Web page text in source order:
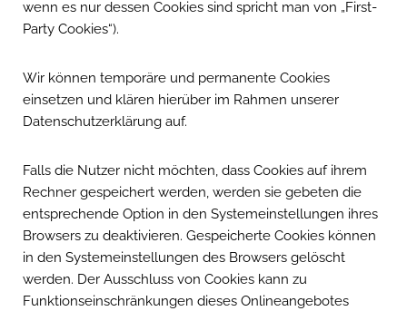
wenn es nur dessen Cookies sind spricht man von „First-
Party Cookies“).
Wir können temporäre und permanente Cookies
einsetzen und klären hierüber im Rahmen unserer
Datenschutzerklärung auf.
Falls die Nutzer nicht möchten, dass Cookies auf ihrem
Rechner gespeichert werden, werden sie gebeten die
entsprechende Option in den Systemeinstellungen ihres
Browsers zu deaktivieren. Gespeicherte Cookies können
in den Systemeinstellungen des Browsers gelöscht
werden. Der Ausschluss von Cookies kann zu
Funktionseinschränkungen dieses Onlineangebotes